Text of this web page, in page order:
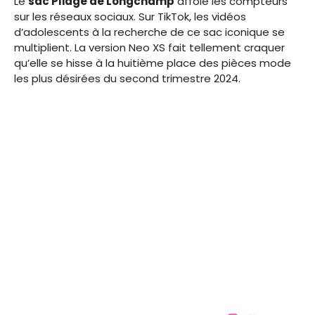
sur les réseaux sociaux. Sur TikTok, les vidéos
d’adolescents à la recherche de ce sac iconique se
multiplient. La version Neo XS fait tellement craquer
qu’elle se hisse à la huitième place des pièces mode
les plus désirées du second trimestre 2024.